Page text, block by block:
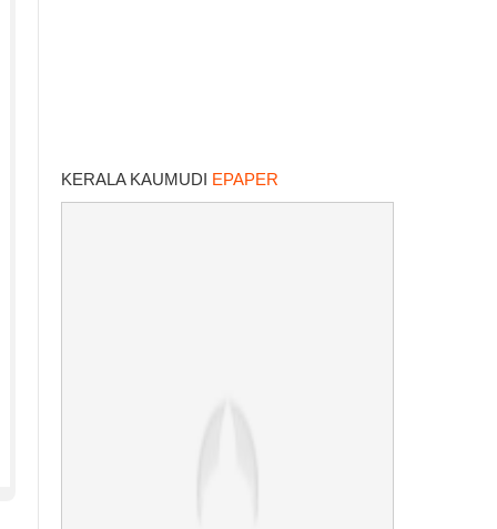
KERALA KAUMUDI EPAPER